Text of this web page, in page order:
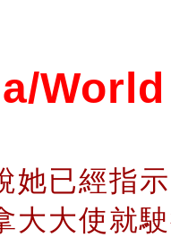
她已經指
大大使就